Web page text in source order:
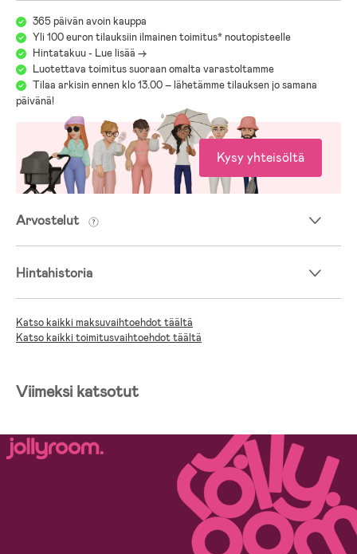
365 päivän avoin kauppa
Yli 100 euron tilauksiin ilmainen toimitus* noutopisteelle
Hintatakuu - Lue lisää ->
Luotettava toimitus suoraan omalta varastoltamme
Tilaa arkisin ennen klo 13.00 – lähetämme tilauksen jo samana
päivänä!
Kysy yhteisöltä
Arvostelut
Hintahistoria
Katso kaikki maksuvaihtoehdot täältä
Katso kaikki toimitusvaihtoehdot täältä
Viimeksi katsotut